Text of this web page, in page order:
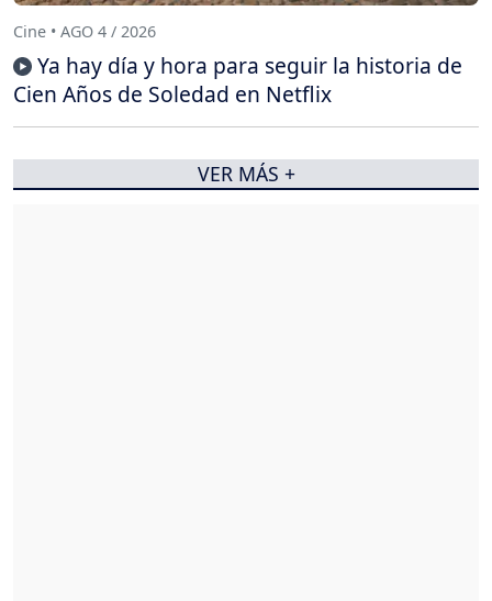
Cine • AGO 4 / 2026
Ya hay día y hora para seguir la historia de
Cien Años de Soledad en Netflix
VER MÁS +